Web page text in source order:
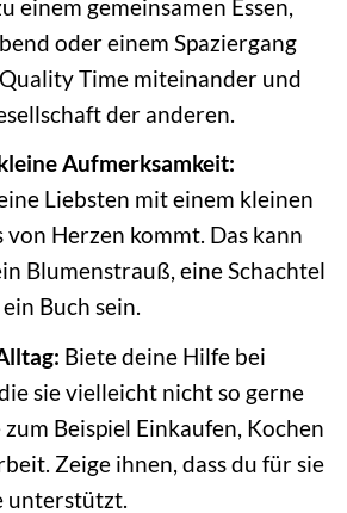
einem gemeinsamen Essen,
oder einem Spaziergang
Time miteinander und
der anderen.
Aufmerksamkeit:
Liebsten mit einem kleinen
von Herzen kommt. Das kann
Blumenstrauß, eine Schachtel
Buch sein.
Biete deine Hilfe bei
sie vielleicht nicht so gerne
Beispiel Einkaufen, Kochen
Zeige ihnen, dass du für sie
unterstützt.